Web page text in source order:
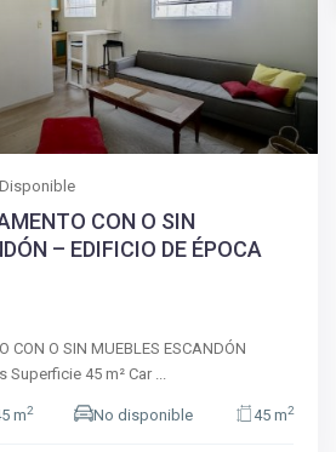
Disponible
CON O SIN
– EDIFICIO DE ÉPOCA
CON O SIN MUEBLES ESCANDÓN
Superficie 45 m² Car ...
m2 No disponible 45 m2